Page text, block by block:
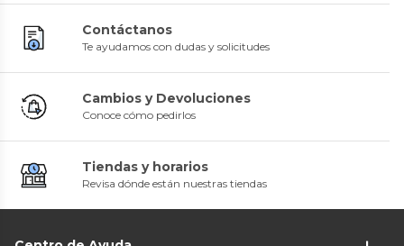
Contáctanos
Te ayudamos con dudas y solicitudes
Cambios y Devoluciones
Conoce cómo pedirlos
Tiendas y horarios
Revisa dónde están nuestras tiendas